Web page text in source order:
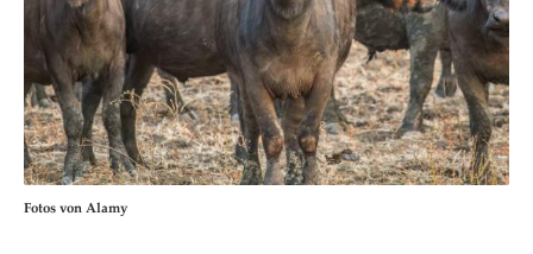
Fotos von Alamy